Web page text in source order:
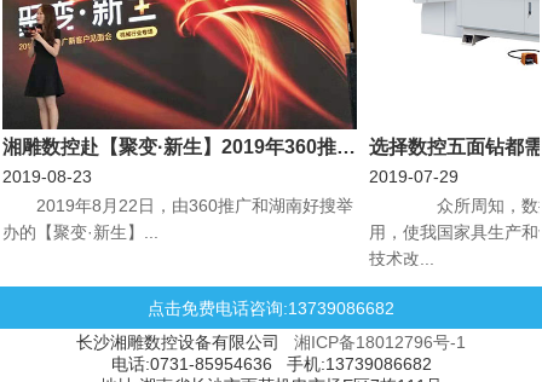
湘雕数控赴【聚变·新生】2019年360推广新客户见面会机械行业专场会议
2019-08-23
​2019年8月22日，由360推广和湖南好搜举
办的【聚变·新生】...
选择数控五面钻都
2019-07-29
众所周知，数
用，使我国家具生产
技术改...
点击免费电话咨询:13739086682
长沙湘雕数控设备有限公司 湘ICP备18012796号-1
电话:0731-85954636 手机:13739086682